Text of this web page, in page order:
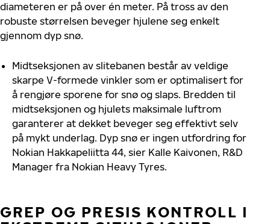
diameteren er på over én meter. På tross av den
robuste størrelsen beveger hjulene seg enkelt
gjennom dyp snø.
Midtseksjonen av slitebanen består av veldige
skarpe V-formede vinkler som er optimalisert for
å rengjøre sporene for snø og slaps. Bredden til
midtseksjonen og hjulets maksimale luftrom
garanterer at dekket beveger seg effektivt selv
på mykt underlag. Dyp snø er ingen utfordring for
Nokian Hakkapeliitta 44, sier Kalle Kaivonen, R&D
Manager fra Nokian Heavy Tyres.
GREP OG PRESIS KONTROLL I